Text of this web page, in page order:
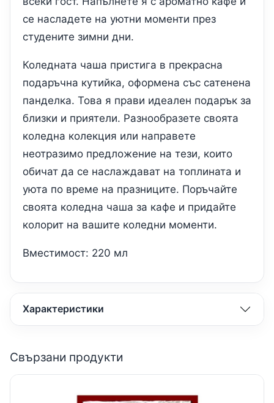
се насладете на уютни моменти през
студените зимни дни.
Коледната чаша пристига в прекрасна
подаръчна кутийка, оформена със сатенена
панделка. Това я прави идеален подарък за
близки и приятели. Разнообразете своята
коледна колекция или направете
неотразимо предложение на тези, които
обичат да се наслаждават на топлината и
уюта по време на празниците. Поръчайте
своята коледна чаша за кафе и придайте
колорит на вашите коледни моменти.
Вместимост: 220 мл
Характеристики
Свързани продукти